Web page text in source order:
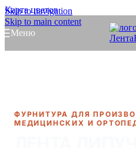
Карта цветов
Skip to navigation
Skip to main content
Меню
ФУРНИТУРА ДЛЯ
МЕДИЦИНСКИХ И